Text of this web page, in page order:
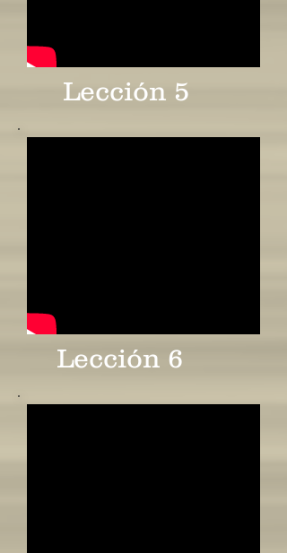
Lección 5
Lección 6